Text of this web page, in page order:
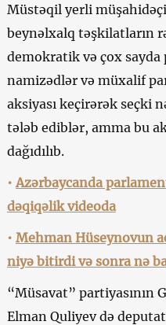
Müstəqil yerli
beynəlxalq təşkilatların
demokratik və çox
namizədlər və müxalif
aksiyası keçirərək seçki
tələb ediblər, amma bu
dağıdılıb.
• Azərbaycanda
dəqiqəlik videoda
• Mehman Hüseynovun
niyə bitirdi və sonra nə
“Müsavat” partiyasının
Elman Quliyev də